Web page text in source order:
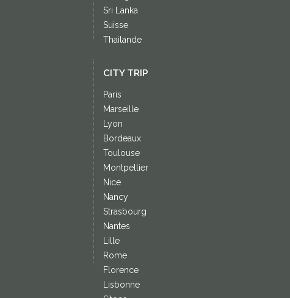
Sri Lanka
Suisse
Thailande
CITY TRIP
Paris
Marseille
Lyon
Bordeaux
Toulouse
Montpellier
Nice
Nancy
Strasbourg
Nantes
Lille
Rome
Florence
Lisbonne